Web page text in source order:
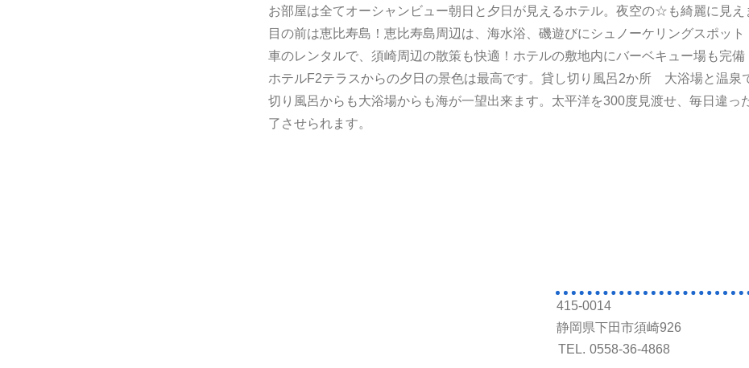
お部屋は全てオーシャンビュー朝日と夕日が見えるホテル。夜空の☆も綺麗に見
目の前は恵比寿島！恵比寿島周辺は、海水浴、磯遊びにシュノーケリングスポット
車のレンタルで、須崎周辺の散策も快適！ホテルの敷地内にバーベキュー場も完備
ホテルF2テラスからの夕日の景色は最高です。貸し切り風呂2か所 大浴場と温泉
切り風呂からも大浴場からも海が一望出来ます。太平洋を300度見渡せ、毎日違っ
了させられます。
415-0014
静岡県下田市須崎926
TEL. 0558-36-4868